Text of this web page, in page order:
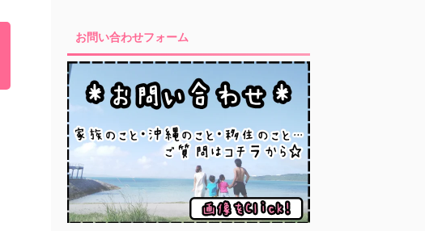
お問い合わせフォーム